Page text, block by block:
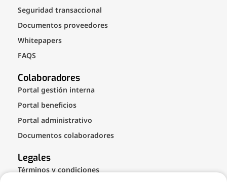
Seguridad transaccional
Documentos proveedores
Whitepapers
FAQS
Colaboradores
Portal gestión interna
Portal beneficios
Portal administrativo
Documentos colaboradores
Legales
Términos y condiciones